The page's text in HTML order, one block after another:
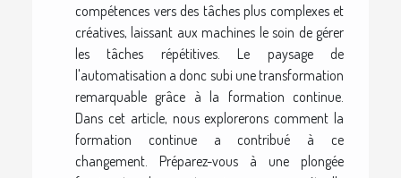
compétences vers des tâches plus complexes et
créatives, laissant aux machines le soin de gérer
les tâches répétitives. Le paysage de
l'automatisation a donc subi une transformation
remarquable grâce à la formation continue.
Dans cet article, nous explorerons comment la
formation continue a contribué à ce
changement. Préparez-vous à une plongée